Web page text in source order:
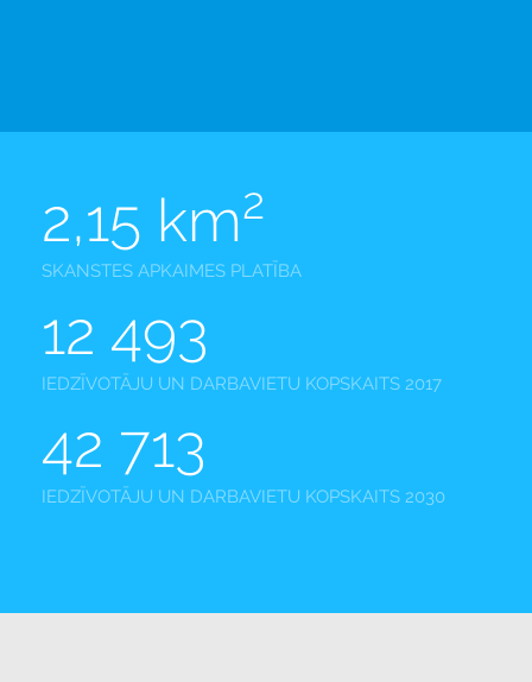
2,15 km2
SKANSTES APKAIMES PLATĪBA
12 493
IEDZĪVOTĀJU UN DARBAVIETU KOPSKAITS 2017
42 713
IEDZĪVOTĀJU UN DARBAVIETU KOPSKAITS 2030